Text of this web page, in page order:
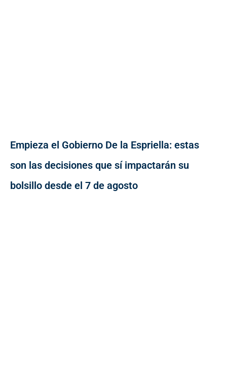
Empieza el Gobierno De la Espriella: estas
son las decisiones que sí impactarán su
bolsillo desde el 7 de agosto